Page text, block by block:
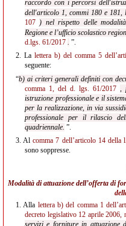
raccordo con i percorsi
dell'articolo 1, commi 180 e 181,
107 ) nel rispetto delle
Regione e l’ufficio scolastico
d.lgs. 61/2017 . ”.
2. La lettera b) del comma 5
seguente:
“b) ai criteri generali definiti con
comma 1, del d. lgs. 61/2017 ,
istruzione professionale e il
per la realizzazione, in via
professionale per il rilascio
quadriennale. ”.
3. Alcomma 7 dell’articolo 14 della
sono soppresse.
Modalità di attuazione dell’offerta di
1. Alla lettera b) del comma 1
decreto legislativo 12 aprile 2006,
servizi e forniture in attuazione